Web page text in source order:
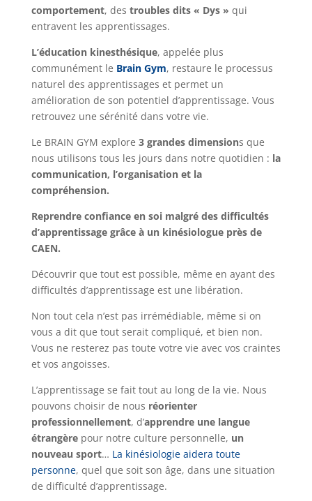
comportement, des troubles dits « Dys » qui
entravent les apprentissages.
L’éducation kinesthésique, appelée plus
communément le Brain Gym, restaure le processus
naturel des apprentissages et permet un
amélioration de son potentiel d’apprentissage. Vous
retrouvez une sérénité dans votre vie.
Le BRAIN GYM explore 3 grandes dimensions que
nous utilisons tous les jours dans notre quotidien : la
communication, l’organisation et la
compréhension.
Reprendre confiance en soi malgré des difficultés
d’apprentissage grâce à un kinésiologue près de
CAEN.
Découvrir que tout est possible, même en ayant des
difficultés d’apprentissage est une libération.
Non tout cela n’est pas irrémédiable, même si on
vous a dit que tout serait compliqué, et bien non.
Vous ne resterez pas toute votre vie avec vos craintes
et vos angoisses.
L’apprentissage se fait tout au long de la vie. Nous
pouvons choisir de nous réorienter
professionnellement, d’apprendre une langue
étrangèrepour notre culture personnelle, un
nouveau sport… La kinésiologie aidera toute
personne, quel que soit son âge, dans une situation
de difficulté d’apprentissage.